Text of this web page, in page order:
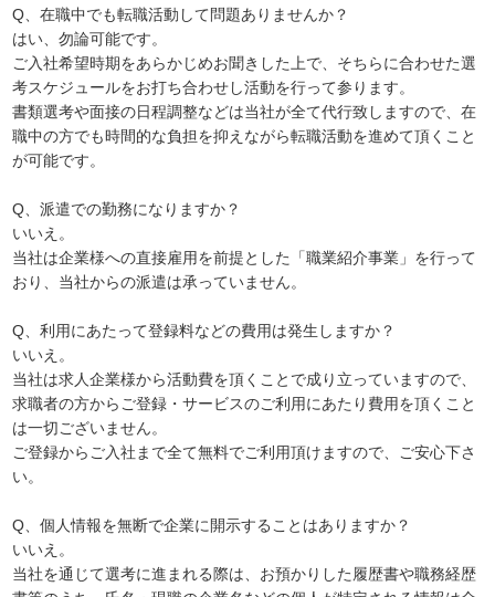
Q、在職中でも転職活動して問題ありませんか？
はい、勿論可能です。
ご入社希望時期をあらかじめお聞きした上で、そちらに合わせた選
考スケジュールをお打ち合わせし活動を行って参ります。
書類選考や面接の日程調整などは当社が全て代行致しますので、在
職中の方でも時間的な負担を抑えながら転職活動を進めて頂くこと
が可能です。
Q、派遣での勤務になりますか？
いいえ。
当社は企業様への直接雇用を前提とした「職業紹介事業」を行って
おり、当社からの派遣は承っていません。
Q、利用にあたって登録料などの費用は発生しますか？
いいえ。
当社は求人企業様から活動費を頂くことで成り立っていますので、
求職者の方からご登録・サービスのご利用にあたり費用を頂くこと
は一切ございません。
ご登録からご入社まで全て無料でご利用頂けますので、ご安心下さ
い。
Q、個人情報を無断で企業に開示することはありますか？
いいえ。
当社を通じて選考に進まれる際は、お預かりした履歴書や職務経歴